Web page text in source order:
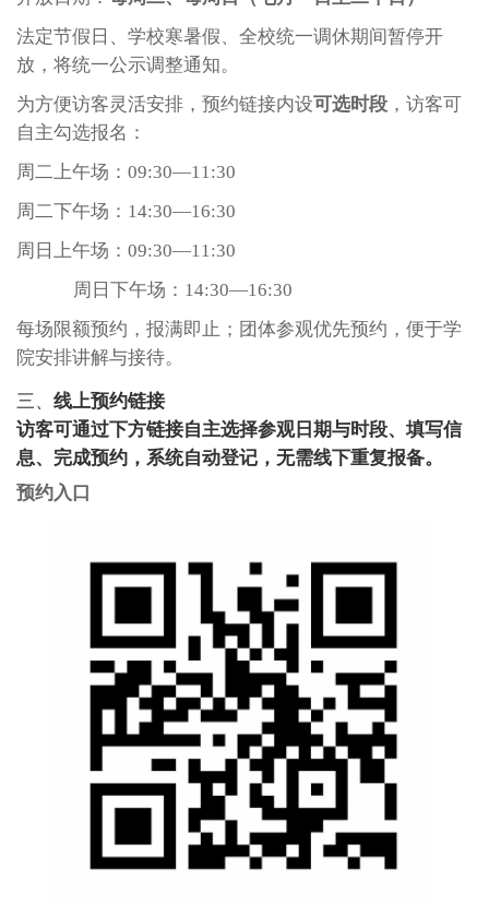
法定节假日、学校寒暑假、全校统一调休期间暂停开
放，将统一公示调整通知。
为方便访客灵活安排，预约链接内设可选时段 ，访客可
自主勾选报名：
周二上午场： 09:30—11:30
周二下午场： 14:30—16:30
周日上午场： 09:30—11:30
周日下午场： 14:30—16:30
每场限额预约，报满即止；团体参观优先预约，便于学
院安排讲解与接待。
三、 线上预约链接
访客可通过下方链接自主选择参观日期与时段、填写信
息、完成预约，系统自动登记，无需线下重复报备。
预约入口